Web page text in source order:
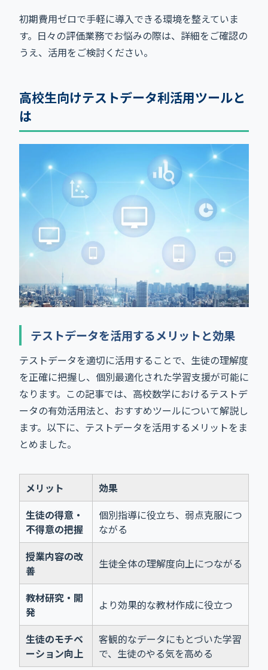
初期費用ゼロで手軽に導入できる環境を整えていま
す。日々の評価業務でお悩みの際は、詳細をご確認の
うえ、活用をご検討ください。
高校生向けテストデータ利活用ツールと
は
テストデータを活用するメリットと効果
テストデータを適切に活用することで、生徒の理解度
を正確に把握し、個別最適化された学習支援が可能に
なります。この記事では、高校数学におけるテストデ
ータの有効活用法と、おすすめツールについて解説し
ます。以下に、テストデータを活用するメリットをま
とめました。
メリット
効果
生徒の得意・
不得意の把握
個別指導に役立ち、弱点克服につ
ながる
授業内容の改
善
生徒全体の理解度向上につながる
教材研究・開
発
より効果的な教材作成に役立つ
生徒のモチベ
ーション向上
客観的なデータにもとづいた学習
で、生徒のやる気を高める